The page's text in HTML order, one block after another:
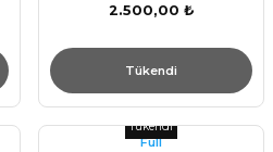
2.500,00 ₺
Tükendi
Tükendi
Full